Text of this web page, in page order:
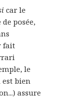
car le
posée,
fait
le
bien
assure